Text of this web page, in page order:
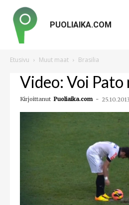
PUOLIAIKA.COM
Etusivu Muut maat Brasilia
Video: Voi Pato
Kirjoittanut Puoliaika.com - 25.10.2013